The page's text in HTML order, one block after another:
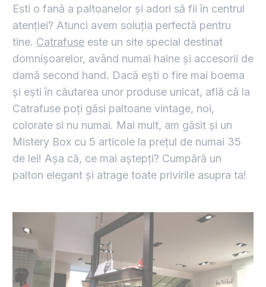
Esti o fană a paltoanelor și adori să fii în centrul
atenției? Atunci avem soluția perfectă pentru
tine. Catrafuse este un site special destinat
domnișoarelor, având numai haine și accesorii de
damă second hand. Dacă ești o fire mai boema
și ești în căutarea unor produse unicat, află că la
Catrafuse poți găsi paltoane vintage, noi,
colorate si nu numai. Mai mult, am găsit și un
Mistery Box cu 5 articole la prețul de numai 35
de lei! Așa că, ce mai aștepți? Cumpără un
palton elegant și atrage toate privirile asupra ta!